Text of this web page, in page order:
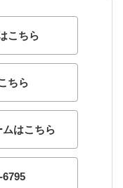
こちら
ちら
はこちら